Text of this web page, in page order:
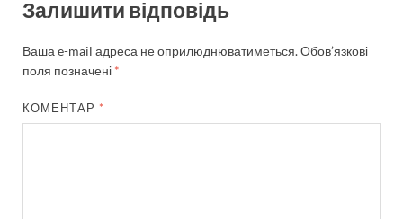
Залишити відповідь
Ваша e-mail адреса не оприлюднюватиметься.Обов’язкові
поля позначені *
КОМЕНТАР *